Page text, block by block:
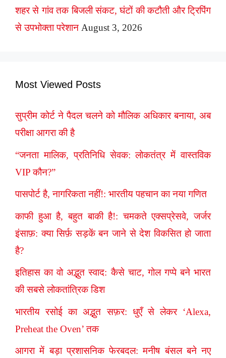
शहर से गांव तक बिजली संकट, घंटों की कटौती और ट्रिपिंग
से उपभोक्ता परेशान August 3, 2026
Most Viewed Posts
सुप्रीम कोर्ट ने पैदल चलने को मौलिक अधिकार बनाया, अब
परीक्षा आगरा की है
“जनता मालिक, प्रतिनिधि सेवक: लोकतंत्र में वास्तविक
VIP कौन?”
पासपोर्ट है, नागरिकता नहीं!: भारतीय पहचान का नया गणित
काफी हुआ है, बहुत बाकी है!: चमकते एक्सप्रेसवे, जर्जर
इंसाफ़: क्या सिर्फ़ सड़कें बन जाने से देश विकसित हो जाता
है?
इतिहास का वो अद्भुत स्वाद: कैसे चाट, गोल गप्पे बने भारत
की सबसे लोकतांत्रिक डिश
भारतीय रसोई का अद्भुत सफ़र: धुएँ से लेकर ‘Alexa,
Preheat the Oven’ तक
आगरा में बड़ा प्रशासनिक फेरबदल: मनीष बंसल बने नए